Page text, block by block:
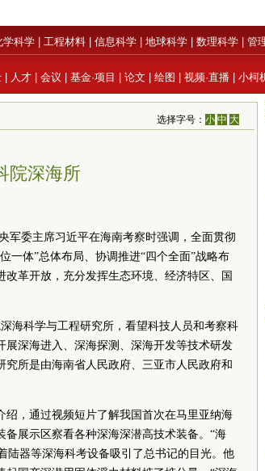
学科学 工程材料 信息科学 地球科学 数理科学 管
人才 会议 基金·项目 论文 绘图 视频·直播 小柯
选择字号：小 中 大
院深海所
军委主席习近平在海南考察时强调，全面贯彻
一体”总体布局、协调推进“四个全面”战略布
革开放，充分发挥生态环境、经济特区、国
海科学与工程研究所，看望科技人员和考察科
深海进入、深海探测、深海开发等技术研发
所是由海南省人民政府、三亚市人民政府和
，通过视频短片了解我国首次在马里亚纳海
展示区察看各种深海深潜高技术装备。“海
陆器等深海科考设备吸引了总书记的目光。他